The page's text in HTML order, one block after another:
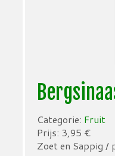
Categorie: Fruit
Prijs: 3,95 €
Zoet en Sappig /